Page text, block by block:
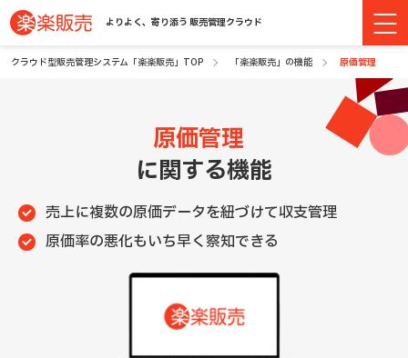
よりよく、寄り添う 販売管理クラウド
クラウド型販売管理システム「楽楽販売」TOP 「楽楽販売」の機能 原価管理
原価管理
に関する機能
売上に複数の原価データを紐づけて収支管理
原価率の悪化もいち早く察知できる